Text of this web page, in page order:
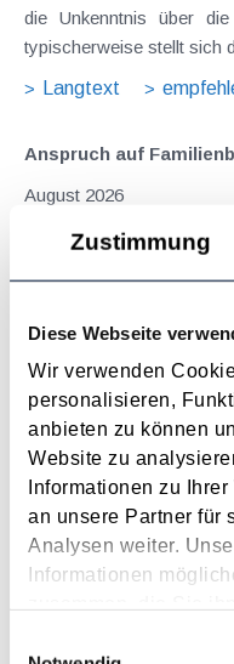
Zustimmung
Diese Webseite
Wir verwenden
personalisieren,
anbieten zu können
Website zu
Informationen zu
an unsere Partner für
Analysen weiter.
Informationen
die Unkenntnis über
typischerweise stellt sich
Langtext
Anspruch auf
August 2026
Einleitung und
Elternteil nach einer
eines...
Langtext
Nationalrat mit
Jahreswechsel
Januar 2024
auf das